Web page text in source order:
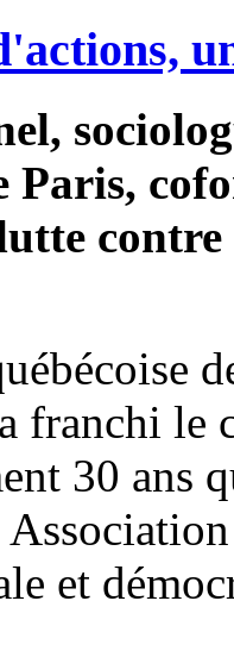
Paris,
franchi le
30 ans
et